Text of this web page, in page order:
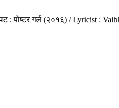
: पोष्टर गर्ल (२०१६) / Lyricist :